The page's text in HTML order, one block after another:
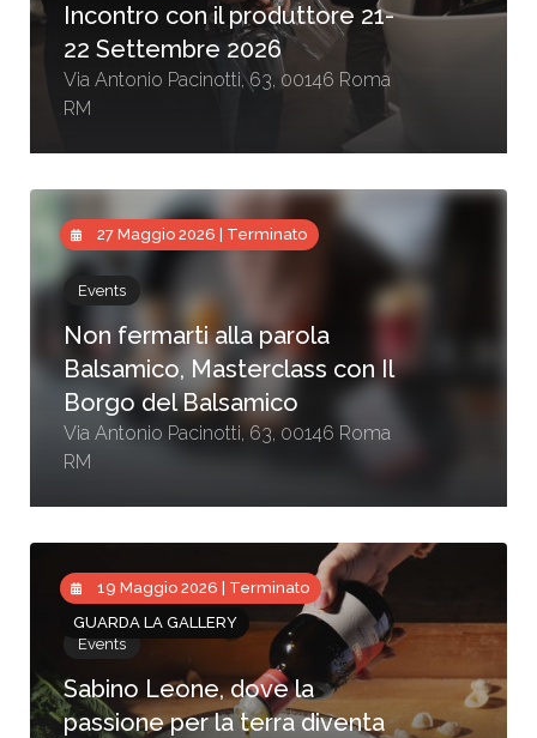
Incontro con il produttore 21-
22 Settembre 2026
Via Antonio Pacinotti, 63, 00146 Roma
RM
27 Maggio 2026 | Terminato
Events
Non fermarti alla parola
Balsamico, Masterclass con Il
Borgo del Balsamico
Via Antonio Pacinotti, 63, 00146 Roma
RM
19 Maggio 2026 | Terminato
GUARDA LA GALLERY
Events
Sabino Leone, dove la
passione per la terra diventa